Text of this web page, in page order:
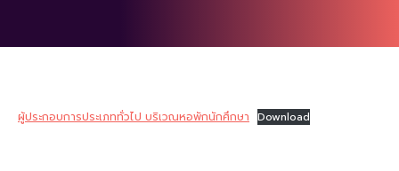
ผู้ประกอบการประเภททั่วไป บริเวณหอพักนักศึกษา Download